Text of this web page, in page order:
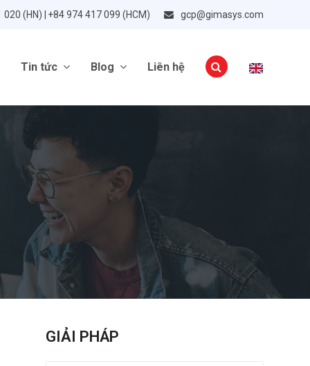
020 (HN) | +84 974 417 099 (HCM) gcp@gimasys.com
Tin tức Blog Liên hệ
GIẢI PHÁP